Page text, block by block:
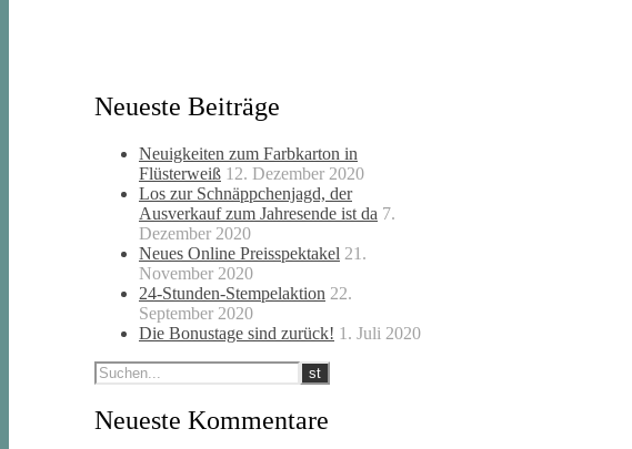
Neueste Beiträge
Neuigkeiten zum Farbkarton in
Flüsterweiß 12. Dezember 2020
Los zur Schnäppchenjagd, der
Ausverkauf zum Jahresende ist da 7.
Dezember 2020
Neues Online Preisspektakel 21.
November 2020
24-Stunden-Stempelaktion 22.
September 2020
Die Bonustage sind zurück! 1. Juli 2020
Neueste Kommentare